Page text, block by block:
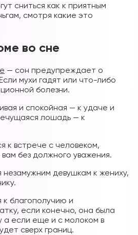
сниться как к приятным
смотря какие это
во сне
— сон предупреждает о
мухи гадят или что-либо
болезни.
и спокойная — к удаче и
лошадь — к
к встрече с человеком,
без должного уважения.
незамужним девушкам к жениху,
к благополучию и
если конечно, она была
а если еще и с молоком в
сверх границ.